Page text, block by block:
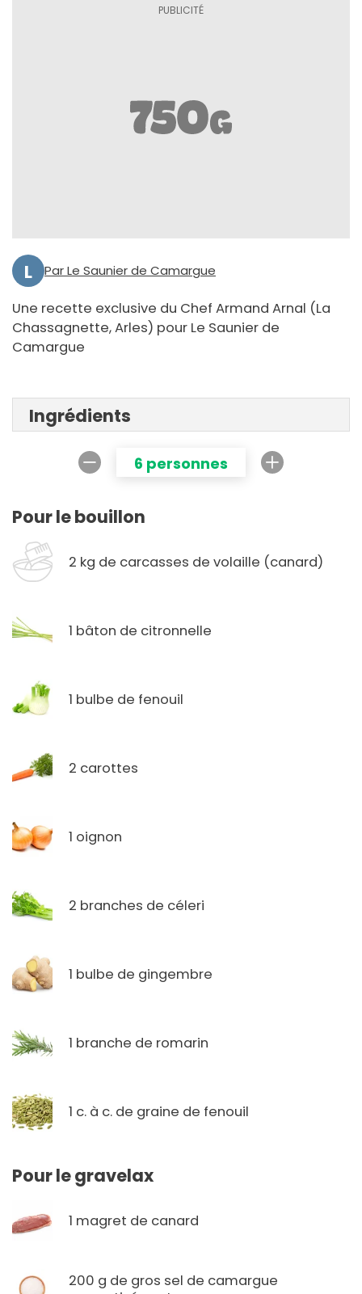
L Par Le Saunier de Camargue
Une recette exclusive du Chef Armand Arnal (La
Chassagnette, Arles) pour Le Saunier de
Camargue
Ingrédients
6 personnes
Pour le bouillon
2 kg de carcasses de volaille (canard)
1 bâton de citronnelle
1 bulbe de fenouil
2 carottes
1 oignon
2 branches de céleri
1 bulbe de gingembre
1 branche de romarin
1 c. à c. de graine de fenouil
Pour le gravelax
1 magret de canard
200 g de gros sel de camargue